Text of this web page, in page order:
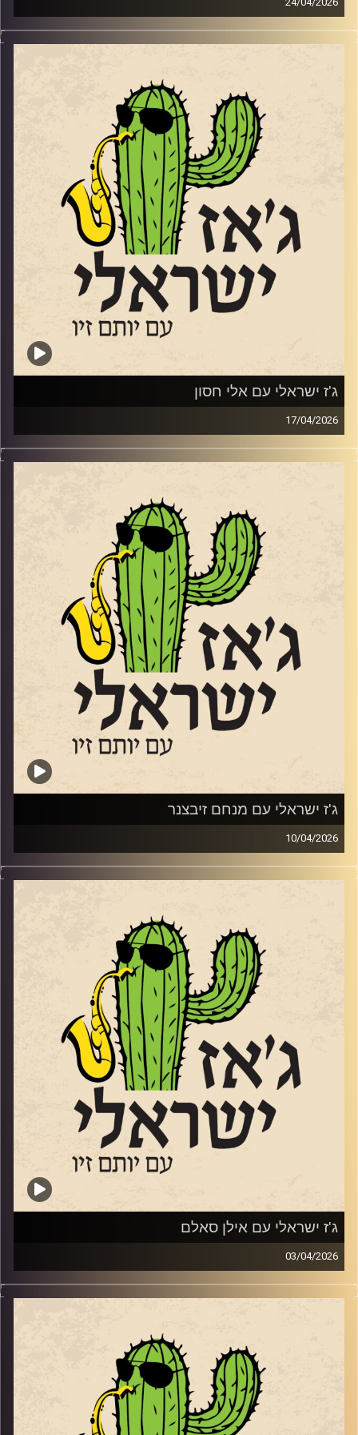
https://ukjazznews.com/the-tomeka-reid-quartet-dance-
skip-hop/
הסקסופוניסט והמלחיןאלברט בגר
ועלה לארץ בגיל 3, מנגן שנים בסקסופון שנים, אבל חליל היה
הכלי הראשון שלו. אחיו הוא הרוקיסט מני בגר. בנו סתיו הלחין
בין היתר את "שני משוגעים" ואת השיר זוכה האירוויזיון "טוי".
זכה בפרס ראש הממשלה למלחינים ולפני 4 בפרס של משרד
התרבות על שם אריק איינשטיין, הוא בא אלינו כדי לחגוג את
ה -18 שלו. שוחחנו איתו על המוזיקה שלנו ועל פילוסופיית
החיים שלו.
ג'ז ישראלי עם אלי חסון
17/04/2026
החצוצרן והמלחין אלי חסון
שהוציא לפני מספר חודשים את אלבומו השני הוא דמות
ייחודית. לא רק בגלל שהיה בגיל 61 כשאלבום הבכורה יצא,
אלא בגלל הסאונד המיוחד
https://youtu.be/zjgy9Sw0c38?si=rOfYz1h-ZgMlzrax
והבחירות המוזיקליות שלו. שוחחנו איתו באולפן על מוזיקה,
על שקט ועל מה שביניהם
רותם בר-אילן
ג'ז ישראלי עם מנחם זיבצנר
10/04/2026
מנחם זיבצנר,
ליצור, לנגן ולהופיע במגוון ז'אנרים וסגנונות. הוא היה (ועדיין)
חלק מהרכב הג'ז האלמותי "מינואט" שממשיך להופיע גם
התחיל להוביל טריו משלו. מנחם הגיע לאולפן עם אלבום
הבכורה של הטריו"
PULSE
"
וגם עם קטעים מהאלבום החדש שייצא השנה. אלבום
שהוקדש ל 7.10.
מי שרוצה להקשיב ולראות אותו מנגן, יכול להגיע בתאריך
לאפריל לסלון המדרגות 23 בירושלים.
קרדיט תמונות:רותם בר-אילן
ג'ז ישראלי עם אילן סאלם
03/04/2026
אורח התוכנית השבוע, אילן סאלם מעמודי התווך של הג'ז
הישראלי שהוציא ממש השבוע את אלבומו החדשSongs of
מחלוצי הישראלים שלמדו מוזיקה בחו"ל. התחיל להופיע ברחבי
העולם תוך כדי הלימודים שלו בברקלי קולג' בבוסטון. נמנה על